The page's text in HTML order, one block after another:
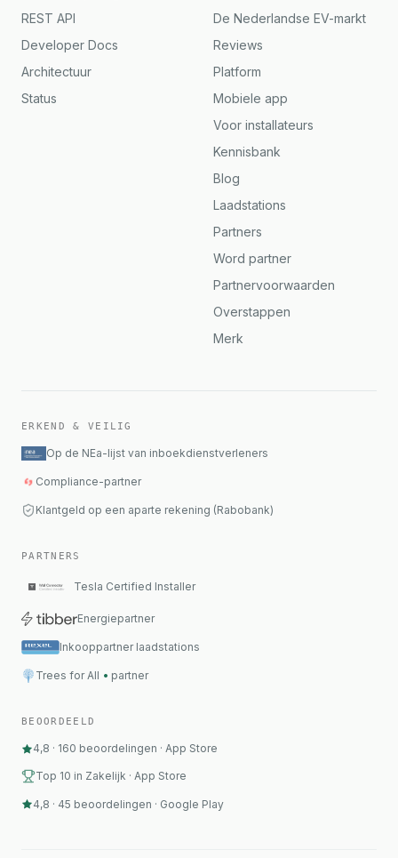
REST API
Developer Docs
Architectuur
Status
De Nederlandse EV-markt
Reviews
Platform
Mobiele app
Voor installateurs
Kennisbank
Blog
Laadstations
Partners
Word partner
Partnervoorwaarden
Overstappen
Merk
ERKEND & VEILIG
Op de NEa-lijst van inboekdienstverleners
Compliance-partner
Klantgeld op een aparte rekening (Rabobank)
PARTNERS
Tesla Certified Installer
Energiepartner
Inkooppartner laadstations
Trees for All • partner
BEOORDEELD
4,8 · 160 beoordelingen · App Store
Top 10 in Zakelijk · App Store
4,8 · 45 beoordelingen · Google Play